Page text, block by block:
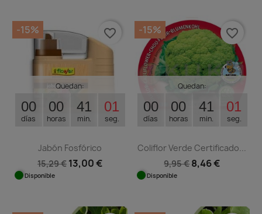
Quedan:
00
días
00
horas
41
min.
01
seg.
Jabón Fosfórico
15,29 € 13,00 €
Disponible
-15% favorite_border
Quedan:
00
días
00
horas
41
min.
01
seg.
Coliflor Verde Certificado...
9,95 €8,46 €
Disponible
-15% favorite_border